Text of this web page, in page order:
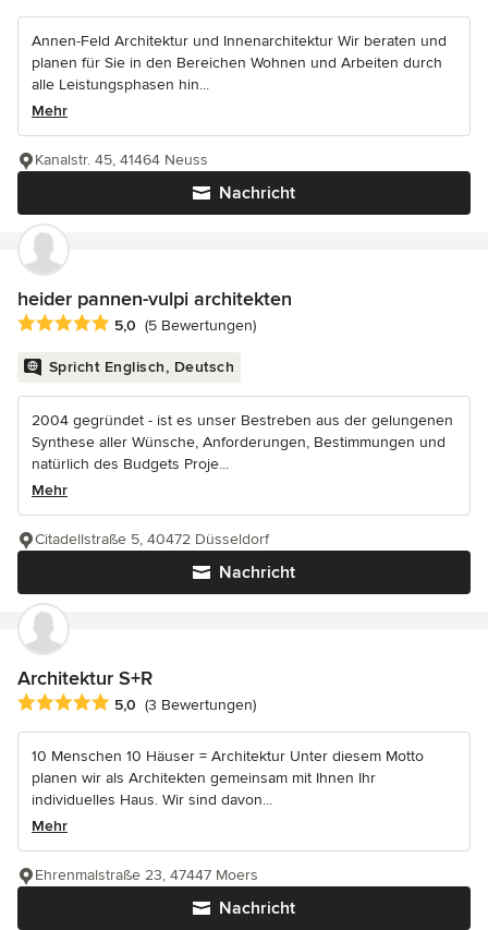
Annen-Feld Architektur und Innenarchitektur Wir beraten und
planen für Sie in den Bereichen Wohnen und Arbeiten durch
alle Leistungsphasen hin...
Mehr
Nachricht
Kanalstr. 45, 41464 Neuss
heider pannen-vulpi architekten
Durchschnittliche Bewertung: 5 von 5 Sternen
5,0 (5 Bewertungen)
Spricht Englisch, Deutsch
2004 gegründet - ist es unser Bestreben aus der gelungenen
Synthese aller Wünsche, Anforderungen, Bestimmungen und
natürlich des Budgets Proje...
Mehr
Nachricht
Citadellstraße 5, 40472 Düsseldorf
Architektur S+R
Durchschnittliche Bewertung: 5 von 5 Sternen
5,0 (3 Bewertungen)
10 Menschen 10 Häuser = Architektur Unter diesem Motto
planen wir als Architekten gemeinsam mit Ihnen Ihr
individuelles Haus. Wir sind davon...
Mehr
Nachricht
Ehrenmalstraße 23, 47447 Moers